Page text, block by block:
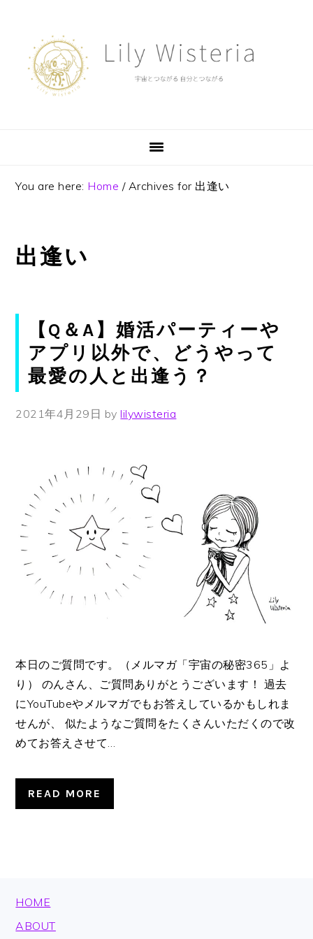
primary
navigation
content
You are here: Home /Archives for 出逢い
出逢い
【Q＆A】婚活パーティーや
アプリ以外で、どうやって
最愛の人と出逢う？
2021年4月29日 bylilywisteria
本日のご質問です。（メルマガ「宇宙の秘密365」よ
り） のんさん、ご質問ありがとうございます！ 過去
にYouTubeやメルマガでもお答えしているかもしれま
せんが、 似たようなご質問をたくさんいただくので改
めてお答えさせて…
READ MORE
FOOTER
HOME
ABOUT